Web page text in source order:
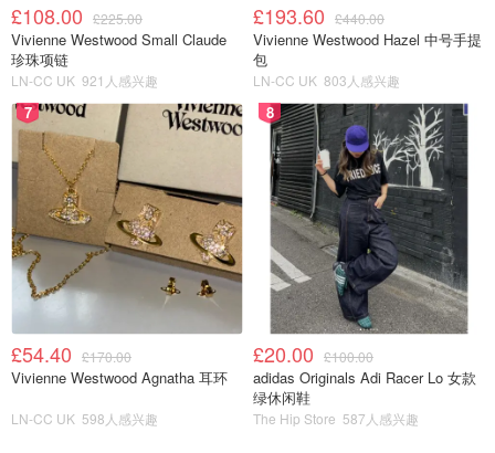
穿上的重要‼️景点来啦 施华洛世奇水晶铺成的旋转楼梯 实物
很闪 拍照技术有限😂😂😂 替你们看了水晶很大颗 很闪 但
是是镶在玻璃的里面 是拿不出来哒😂😂😂 很多人打卡拍照
📷 终于这会没有人啦 拍一张留念啦🎬🎬🎬
£108.00 £225.00
Vivienne Westwood Small Claude
珍珠项链
LN-CC UK 921人感兴趣
£193.60 £440.00
Vivienne Westwood Hazel 中号手提
包
LN-CC UK 803人感兴趣
7
£54.40 £170.00
Vivienne Westwood Agnatha 耳环
LN-CC UK 598人感兴趣
8
£20.00 £100.00
adidas Originals Adi Racer Lo 女款
绿休闲鞋
The Hip Store 587人感兴趣